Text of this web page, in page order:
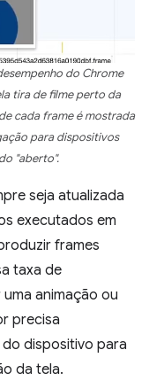
do Chrome
tira de filme perto da
cada frame é mostrada
para dispositivos
"aberto".
seja atualizada
executados em
frames
taxa de
animação ou
precisa
dispositivo para
da tela.